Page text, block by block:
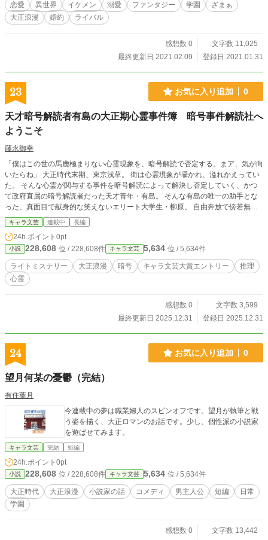
恋愛 異世界 イケメン 溺愛 ファンタジー 学園
ざまぁ
大正浪漫
婚約 ライバル
感想数 0
文字数 11,025
最終更新日 2021.02.09
登録日 2021.01.31
23 お気に入り追加 0
天才暗号解読者有島の大正期心霊事件簿 暗号事件解読社へ
ようこそ
藤永御幸
「僕はこの世の馬鹿極まりない心霊現象を、暗号解読で否定する。まア、気が向
いたらね」 大正時代末期、東京浅草。 街は心霊現象が囁かれ、溢れかえってい
た。 そんな心霊が関与する事件を暗号解読によって解決し否定していく、かつ
て政府直属の暗号解読者だった天才青年・有島。 そんな有島の唯一の助手とな
った、真面目で献身的な笑えないエリート大学生・柳原。 自由奔放で傍若無
人！気まぐれな解読者と無表情な学生が『暗号』を武器に、周囲を振り回しなが
ら摩訶不思議な依頼に挑む。
キャラ文芸 連載中 長編
24h.ポイント 0pt
小説 228,608 位 / 228,608件 キャラ文芸 5,634 位 / 5,634件
ライトミステリー 大正浪漫 暗号 キャラ文芸大賞エントリー
推理
心霊
感想数 0
文字数 3,599
最終更新日 2025.12.31
登録日 2025.12.31
24 お気に入り追加 0
望月何某の憂鬱（完結）
有住葉月
今連載中の夢は職業婦人のスピンオフです。望月が執筆と戦
う姿を描く、大正ロマンのお話です。少し、個性派の小説家
を遊ばせてみます。
キャラ文芸 完結 短編
24h.ポイント 0pt
小説 228,608 位 / 228,608件 キャラ文芸 5,634 位 / 5,634件
大正時代 大正浪漫 小説家の話 コメディ 男主人公 短編
日常
学園
感想数 0
文字数 13,442